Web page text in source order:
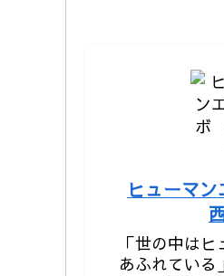
ヒューマ
「世の中は
あふれている」